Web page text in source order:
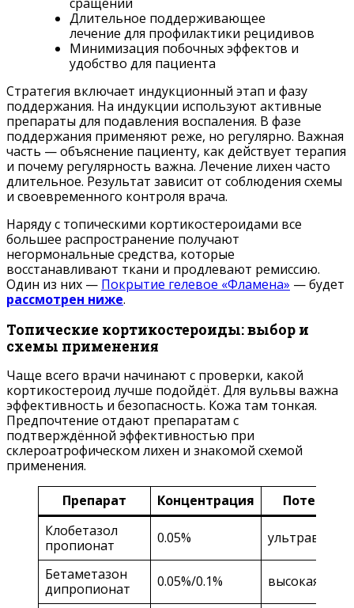
Длительное поддерживающее
лечение для профилактики рецидивов
Минимизация побочных эффектов и
удобство для пациента
Стратегия включает индукционный этап и фазу
поддержания. На индукции используют активные
препараты для подавления воспаления. В фазе
поддержания применяют реже, но регулярно. Важная
часть — объяснение пациенту, как действует терапия
и почему регулярность важна. Лечение лихен часто
длительное. Результат зависит от соблюдения схемы
и своевременного контроля врача.
Наряду с топическими кортикостероидами все
большее распространение получают
негормональные средства, которые
восстанавливают ткани и продлевают ремиссию.
Один из них — Покрытие гелевое «Фламена» — будет
рассмотрен ниже.
Топические кортикостероиды: выбор и
схемы применения
Чаще всего врачи начинают с проверки, какой
кортикостероид лучше подойдёт. Для вульвы важна
эффективность и безопасность. Кожа там тонкая.
Предпочтение отдают препаратам с
подтверждённой эффективностью при
склероатрофическом лихен и знакомой схемой
применения.
Препарат
Концентрация
Потенция
Клобетазол
пропионат
0.05%
Бетаметазон
дипропионат
0.05%/0.1% высокая